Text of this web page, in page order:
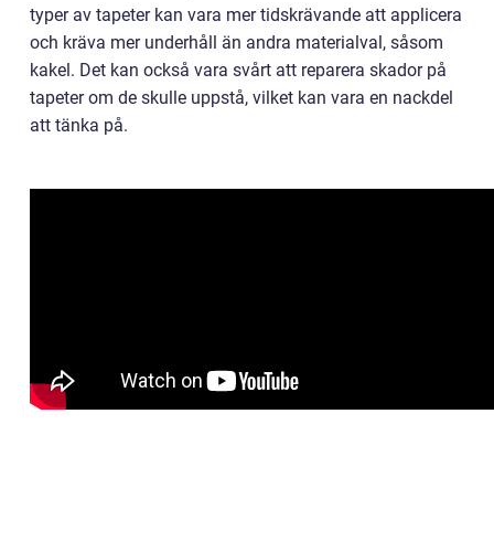
typer av tapeter kan vara mer tidskrävande att applicera
och kräva mer underhåll än andra materialval, såsom
kakel. Det kan också vara svårt att reparera skador på
tapeter om de skulle uppstå, vilket kan vara en nackdel
att tänka på.